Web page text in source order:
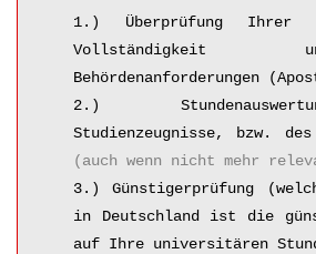
1.) Überprüfung Ihrer
Behördenanforderungen
2.)
Studienzeugnisse, bzw. des
(auch wenn nicht mehr
3.) Günstigerprüfung
in Deutschland ist die
auf Ihre universitären